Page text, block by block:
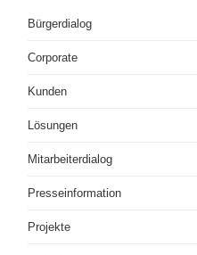
Bürgerdialog
Corporate
Kunden
Lösungen
Mitarbeiterdialog
Presseinformation
Projekte